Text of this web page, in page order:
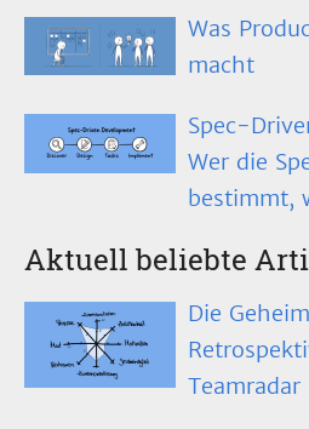
Was
macht
Spec-
Wer die
bestimmt,
Aktuell beliebte
Die
Teamradar